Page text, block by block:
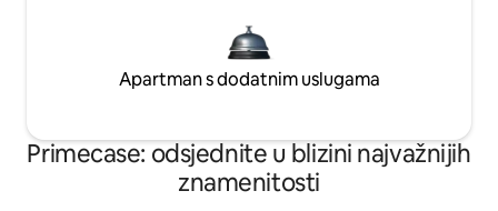
Apartman s dodatnim uslugama
Primecase: odsjednite u blizini najvažnijih
znamenitosti